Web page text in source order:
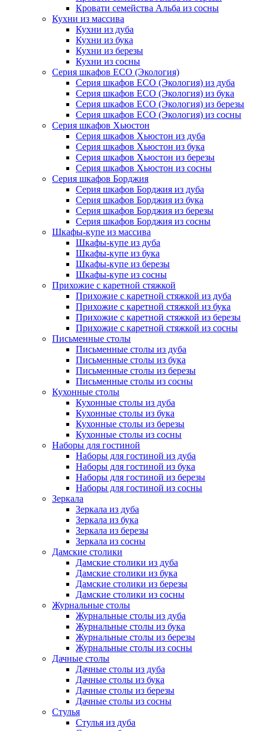
Кровати семейства Альба из сосны
Кухни из массива
Кухни из дуба
Кухни из бука
Кухни из березы
Кухни из сосны
Серия шкафов ECO (Экология)
Серия шкафов ECO (Экология) из дуба
Серия шкафов ECO (Экология) из бука
Серия шкафов ECO (Экология) из березы
Серия шкафов ECO (Экология) из сосны
Серия шкафов Хьюстон
Серия шкафов Хьюстон из дуба
Серия шкафов Хьюстон из бука
Серия шкафов Хьюстон из березы
Серия шкафов Хьюстон из сосны
Серия шкафов Борджия
Серия шкафов Борджия из дуба
Серия шкафов Борджия из бука
Серия шкафов Борджия из березы
Серия шкафов Борджия из сосны
Шкафы-купе из массива
Шкафы-купе из дуба
Шкафы-купе из бука
Шкафы-купе из березы
Шкафы-купе из сосны
Прихожие с каретной стяжкой
Прихожие с каретной стяжкой из дуба
Прихожие с каретной стяжкой из бука
Прихожие с каретной стяжкой из березы
Прихожие с каретной стяжкой из сосны
Письменные столы
Письменные столы из дуба
Письменные столы из бука
Письменные столы из березы
Письменные столы из сосны
Кухонные столы
Кухонные столы из дуба
Кухонные столы из бука
Кухонные столы из березы
Кухонные столы из сосны
Наборы для гостиной
Наборы для гостиной из дуба
Наборы для гостиной из бука
Наборы для гостиной из березы
Наборы для гостиной из сосны
Зеркала
Зеркала из дуба
Зеркала из бука
Зеркала из березы
Зеркала из сосны
Дамские столики
Дамские столики из дуба
Дамские столики из бука
Дамские столики из березы
Дамские столики из сосны
Журнальные столы
Журнальные столы из дуба
Журнальные столы из бука
Журнальные столы из березы
Журнальные столы из сосны
Дачные столы
Дачные столы из дуба
Дачные столы из бука
Дачные столы из березы
Дачные столы из сосны
Стулья
Стулья из дуба